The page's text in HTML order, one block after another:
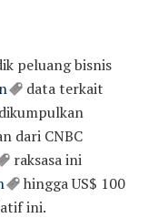
peluang bisnis
data terkait
dari CNBC
raksasa ini
hingga US$ 100
ini.